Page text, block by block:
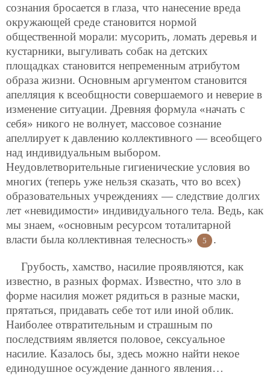
сознания бросается в глаза, что нанесение вреда
окружающей среде становится нормой
общественной морали: мусорить, ломать деревья и
кустарники, выгуливать собак на детских
площадках становится непременным атрибутом
образа жизни. Основным аргументом становится
апелляция к всеобщности совершаемого и неверие в
изменение ситуации. Древняя формула «начать с
себя» никого не волнует, массовое сознание
апеллирует к давлению коллективного — всеобщего
над индивидуальным выбором.
Неудовлетворительные гигиенические условия во
многих (теперь уже нельзя сказать, что во всех)
образовательных учреждениях — следствие долгих
лет «невидимости» индивидуального тела. Ведь, как
мы знаем, «основным ресурсом тоталитарной
власти была коллективная телесность»
5 .
Грубость, хамство, насилие проявляются, как
известно, в разных формах. Известно, что зло в
форме насилия может рядиться в разные маски,
прятаться, придавать себе тот или иной облик.
Наиболее отвратительным и страшным по
последствиям является половое, сексуальное
насилие. Казалось бы, здесь можно найти некое
единодушное осуждение данного явления…